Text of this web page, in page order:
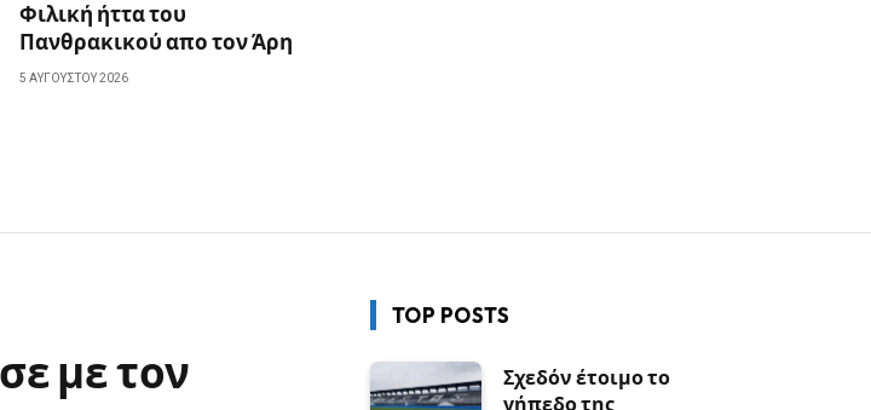
Φιλική ήττα του
Πανθρακικού απο τον Άρη
5 ΑΥΓΟΎΣΤΟΥ 2026
με τον
TOP POSTS
Σχεδόν έτοιμο το
γήπεδο της